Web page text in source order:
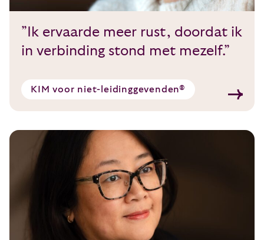
”Ik ervaarde meer rust, doordat ik
in verbinding stond met mezelf.”
KIM voor niet-leidinggevenden®